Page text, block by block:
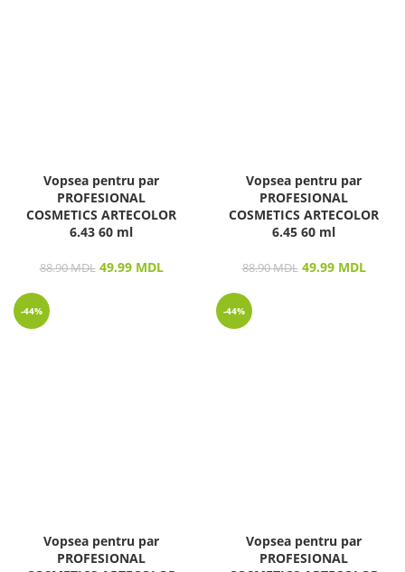
Vopsea pentru par
PROFESIONAL
COSMETICS ARTECOLOR
6.43 60 ml
88.90MDL 49.99 MDL
Vopsea pentru par
PROFESIONAL
COSMETICS ARTECOLOR
6.45 60 ml
88.90MDL 49.99 MDL
-44%
Vopsea pentru par
PROFESIONAL
-44%
Vopsea pentru par
PROFESIONAL